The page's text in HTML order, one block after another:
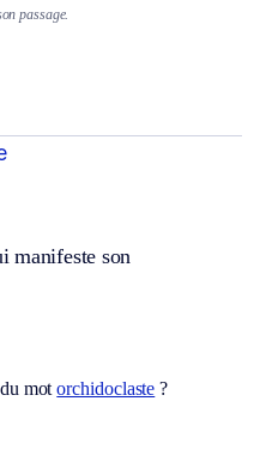
passage.
manifeste son
motorchidoclaste ?